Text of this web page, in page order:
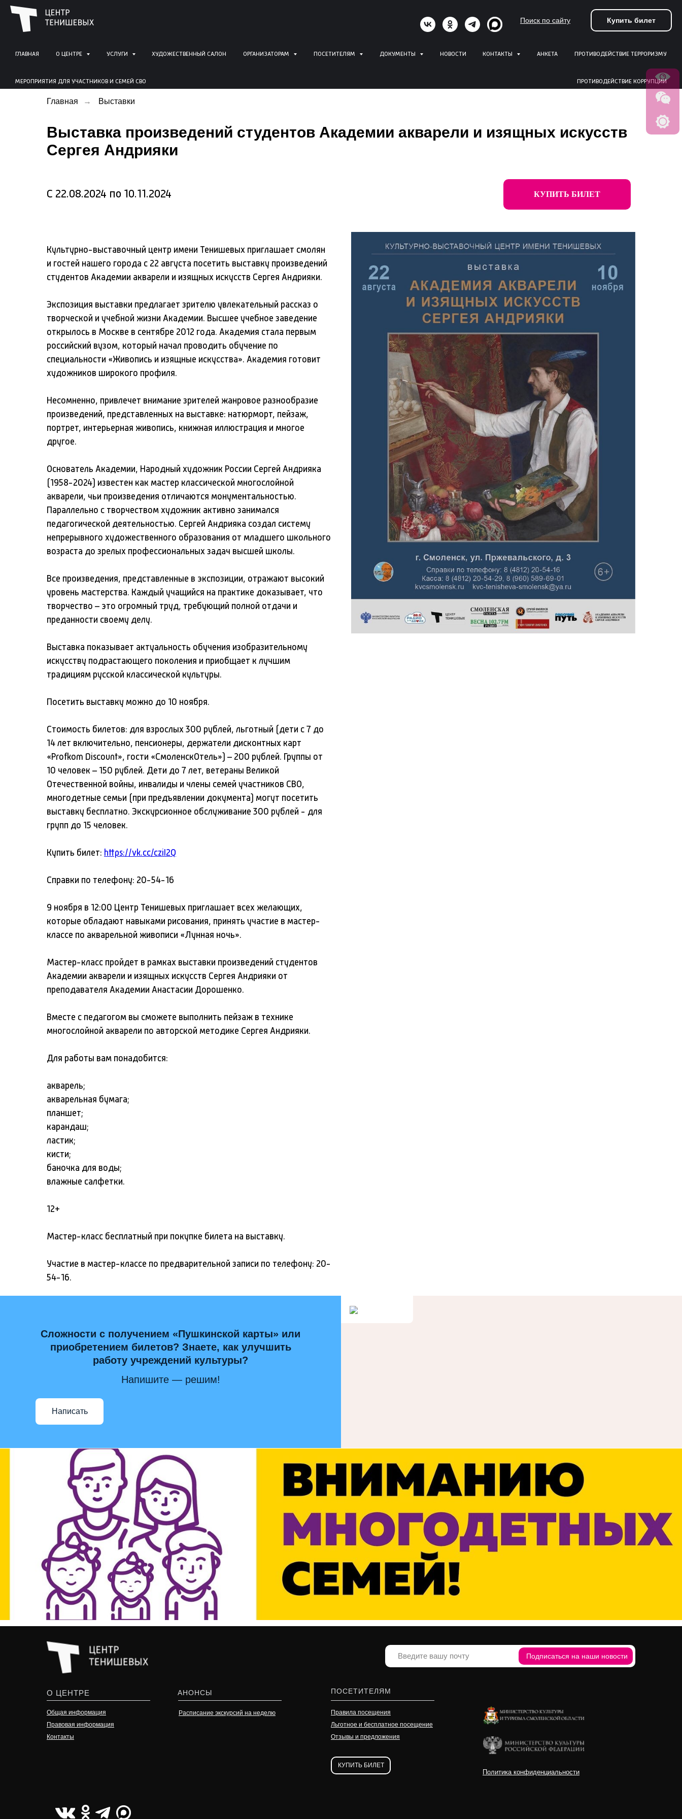
Поиск по сайту Купить билет
ГЛАВНАЯ О ЦЕНТРЕ УСЛУГИ ХУДОЖЕСТВЕННЫЙ САЛОН ОРГАНИЗАТОРАМ ПОСЕТИТЕЛЯМ ДОКУМЕНТЫ НОВОСТИ КОНТАКТЫ АНКЕТА ПРОТИВОДЕЙСТВИЕ ТЕРРОРИЗМУ
МЕРОПРИЯТИЯ ДЛЯ УЧАСТНИКОВ И СЕМЕЙ СВО ПРОТИВОДЕЙСТВИЕ КОРРУПЦИИ
Главная → Выставки
Выставка произведений студентов Академии акварели и изящных искусств
Сергея Андрияки
С 22.08.2024 по 10.11.2024 КУПИТЬ БИЛЕТ
Культурно-выставочный центр имени Тенишевых приглашает смолян
и гостей нашего города с 22 августа посетить выставку произведений
студентов Академии акварели и изящных искусств Сергея Андрияки.
Экспозиция выставки предлагает зрителю увлекательный рассказ о
творческой и учебной жизни Академии. Высшее учебное заведение
открылось в Москве в сентябре 2012 года. Академия стала первым
российский вузом, который начал проводить обучение по
специальности «Живопись и изящные искусства». Академия готовит
художников широкого профиля.
Несомненно, привлечет внимание зрителей жанровое разнообразие
произведений, представленных на выставке: натюрморт, пейзаж,
портрет, интерьерная живопись, книжная иллюстрация и многое
другое.
Основатель Академии, Народный художник России Сергей Андрияка
(1958-2024) известен как мастер классической многослойной
акварели, чьи произведения отличаются монументальностью.
Параллельно с творчеством художник активно занимался
педагогической деятельностью. Сергей Андрияка создал систему
непрерывного художественного образования от младшего школьного
возраста до зрелых профессиональных задач высшей школы.
Все произведения, представленные в экспозиции, отражают высокий
уровень мастерства. Каждый учащийся на практике доказывает, что
творчество – это огромный труд, требующий полной отдачи и
преданности своему делу.
Выставка показывает актуальность обучения изобразительному
искусству подрастающего поколения и приобщает к лучшим
традициям русской классической культуры.
Посетить выставку можно до 10 ноября.
Стоимость билетов: для взрослых 300 рублей, льготный (дети c 7 до
14 лет включительно, пенсионеры, держатели дисконтных карт
«Profkom Discount», гости «СмоленскОтель») – 200 рублей. Группы от
10 человек – 150 рублей. Дети до 7 лет, ветераны Великой
Отечественной войны, инвалиды и члены семей участников СВО,
многодетные семьи (при предъявлении документа) могут посетить
выставку бесплатно. Экскурсионное обслуживание 300 рублей - для
групп до 15 человек.
Купить билет: https://vk.cc/cziI2Q
Справки по телефону: 20-54-16
9 ноября в 12:00 Центр Тенишевых приглашает всех желающих,
которые обладают навыками рисования, принять участие в мастер-
классе по акварельной живописи «Лунная ночь».
Мастер-класс пройдет в рамках выставки произведений студентов
Академии акварели и изящных искусств Сергея Андрияки от
преподавателя Академии Анастасии Дорошенко.
Вместе с педагогом вы сможете выполнить пейзаж в технике
многослойной акварели по авторской методике Сергея Андрияки.
Для работы вам понадобится:
акварель;
акварельная бумага;
планшет;
карандаш;
ластик;
кисти;
баночка для воды;
влажные салфетки.
12+
Мастер-класс бесплатный при покупке билета на выставку.
Участие в мастер-классе по предварительной записи по телефону: 20-
54-16.
Сложности с получением «Пушкинской карты» или
приобретением билетов? Знаете, как улучшить
работу учреждений культуры?
Напишите — решим!
Написать
О ЦЕНТРЕ
Общая информация
Правовая информация
Контакты
АНОНСЫ
Расписание экскурсий на неделю
ПОСЕТИТЕЛЯМ
Правила посещения
Льготное и бесплатное посещение
Отзывы и предложения
КУПИТЬ БИЛЕТ
Политика конфиденциальности
Подписаться на наши новости